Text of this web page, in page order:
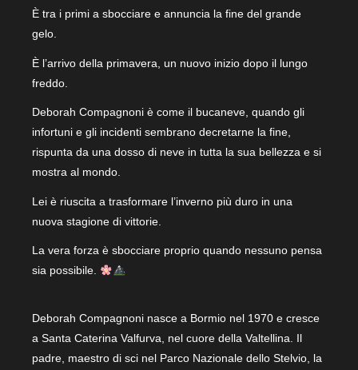
È tra i primi a sbocciare e annuncia la fine del grande
gelo.
È l’arrivo della primavera, un nuovo inizio dopo il lungo
freddo.
Deborah Compagnoni è come il bucaneve, quando gli
infortuni e gli incidenti sembrano decretarne la fine,
rispunta da una dosso di neve in tutta la sua bellezza e si
mostra al mondo.
Lei è riuscita a trasformare l’inverno più duro in una
nuova stagione di vittorie.
La vera forza è sbocciare proprio quando nessuno pensa
sia possibile.
Deborah Compagnoni nasce a Bormio nel 1970 e cresce
a Santa Caterina Valfurva, nel cuore della Valtellina. Il
padre, maestro di sci nel Parco Nazionale dello Stelvio, la